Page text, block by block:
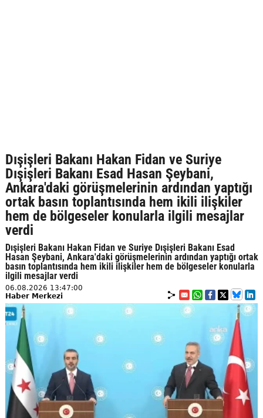
Dışişleri Bakanı Hakan Fidan ve Suriye
Dışişleri Bakanı Esad Hasan Şeybani,
Ankara'daki görüşmelerinin ardından yaptığı
ortak basın toplantısında hem ikili ilişkiler
hem de bölgeseler konularla ilgili mesajlar
verdi
Dışişleri Bakanı Hakan Fidan ve Suriye Dışişleri Bakanı Esad
Hasan Şeybani, Ankara'daki görüşmelerinin ardından yaptığı ortak
basın toplantısında hem ikili ilişkiler hem de bölgeseler konularla
ilgili mesajlar verdi
06.08.2026 13:47:00
Haber Merkezi